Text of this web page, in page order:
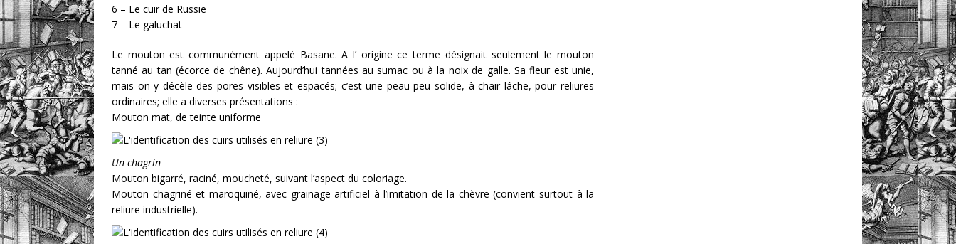
6 – Le cuir de Russie
7 – Le galuchat
Le mouton est communément appelé Basane. A l’ origine ce terme désignait seulement le mouton
tanné au tan (écorce de chêne). Aujourd’hui tannées au sumac ou à la noix de galle. Sa fleur est unie,
mais on y décèle des pores visibles et espacés; c’est une peau peu solide, à chair lâche, pour reliures
ordinaires; elle a diverses présentations :
Mouton mat, de teinte uniforme
Un chagrin
Mouton bigarré, raciné, moucheté, suivant l’aspect du coloriage.
Mouton chagriné et maroquiné, avec grainage artificiel à l’imitation de la chèvre (convient surtout à la
reliure industrielle).